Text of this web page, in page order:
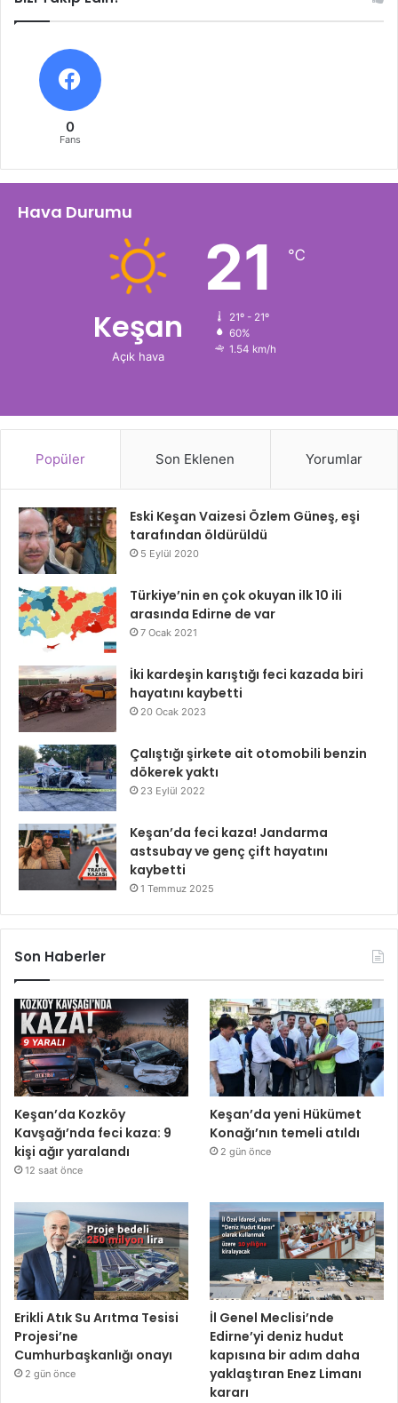
0
Fans
Hava Durumu
Keşan
Açık hava
21 ℃
21º - 21º
60%
1.54 km/h
Popüler Son Eklenen Yorumlar
Eski Keşan Vaizesi Özlem Güneş, eşi
tarafından öldürüldü
5 Eylül 2020
Türkiye’nin en çok okuyan ilk 10 ili
arasında Edirne de var
7 Ocak 2021
İki kardeşin karıştığı feci kazada biri
hayatını kaybetti
20 Ocak 2023
Çalıştığı şirkete ait otomobili benzin
dökerek yaktı
23 Eylül 2022
Keşan’da feci kaza! Jandarma
astsubay ve genç çift hayatını
kaybetti
1 Temmuz 2025
Son Haberler
Keşan’da Kozköy
Kavşağı’nda feci kaza: 9
kişi ağır yaralandı
12 saat önce
Keşan’da yeni Hükümet
Konağı’nın temeli atıldı
2 gün önce
Erikli Atık Su Arıtma Tesisi
Projesi’ne
Cumhurbaşkanlığı onayı
2 gün önce
İl Genel Meclisi’nde
Edirne’yi deniz hudut
kapısına bir adım daha
yaklaştıran Enez Limanı
kararı